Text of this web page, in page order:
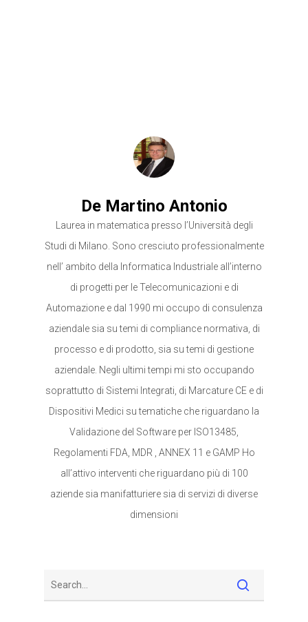
De Martino Antonio
Laurea in matematica presso l’Università degli
Studi di Milano. Sono cresciuto professionalmente
nell’ ambito della Informatica Industriale all’interno
di progetti per le Telecomunicazioni e di
Automazione e dal 1990 mi occupo di consulenza
aziendale sia su temi di compliance normativa, di
processo e di prodotto, sia su temi di gestione
aziendale. Negli ultimi tempi mi sto occupando
soprattutto di Sistemi Integrati, di Marcature CE e di
Dispositivi Medici su tematiche che riguardano la
Validazione del Software per ISO13485,
Regolamenti FDA, MDR , ANNEX 11 e GAMP Ho
all’attivo interventi che riguardano più di 100
aziende sia manifatturiere sia di servizi di diverse
dimensioni